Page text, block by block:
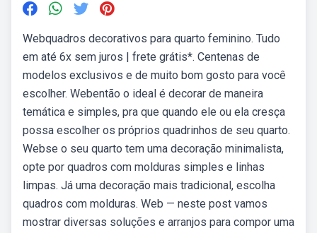
Webquadros decorativos para quarto feminino. Tudo
em até 6x sem juros | frete grátis*. Centenas de
modelos exclusivos e de muito bom gosto para você
escolher. Webentão o ideal é decorar de maneira
temática e simples, pra que quando ele ou ela cresça
possa escolher os próprios quadrinhos de seu quarto.
Webse o seu quarto tem uma decoração minimalista,
opte por quadros com molduras simples e linhas
limpas. Já uma decoração mais tradicional, escolha
quadros com molduras. Web — neste post vamos
mostrar diversas soluções e arranjos para compor uma